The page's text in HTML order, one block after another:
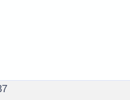
автобуса Жлобин -